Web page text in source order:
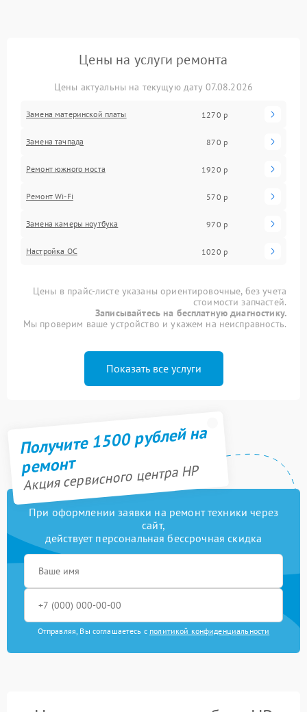
Цены на услуги ремонта
Цены актуальны на текущую дату 07.08.2026
Замена материнской платы 1270 р
Замена тачпада 870 р
Ремонт южного моста 1920 р
Ремонт Wi-Fi 570 р
Замена камеры ноутбука 970 р
Настройка ОС 1020 р
Цены в прайс-листе указаны ориентировочные, без учета
стоимости запчастей.
Записывайтесь на бесплатную диагностику.
Мы проверим ваше устройство и укажем на неисправность.
Показать все услуги
Получите 1500 рублей на
ремонт
Акция сервисного центра HP
При оформлении заявки на ремонт техники через
сайт,
действует персональная бессрочная скидка
Отправляя, Вы соглашаетесь с политикой конфиденциальности